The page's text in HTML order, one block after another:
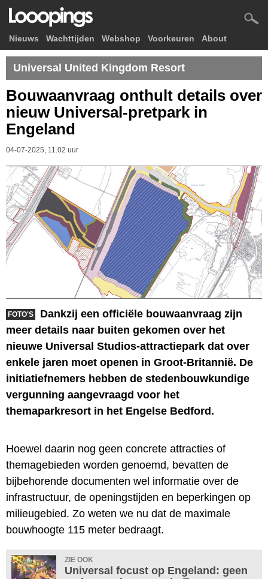
Nieuws Wachttijden Webshop Voorkeuren About
Universal United Kingdom Resort
Bouwaanvraag onthult details over
nieuw Universal-pretpark in
Engeland
04-07-2025, 11.02 uur
FOTO'S
Dankzij een officiële bouwaanvraag zijn
meer details naar buiten gekomen over het
nieuwe Universal Studios-attractiepark dat over
enkele jaren moet openen in Groot-Britannië. De
initiatiefnemers hebben de stedenbouwkundige
vergunning aangevraagd voor het
themaparkresort in het Engelse Bedford.
Hoewel daarin nog geen concrete attracties of
themagebieden worden genoemd, bevatten de
bijbehorende documenten wel informatie over de
infrastructuur, de openingstijden en beperkingen op
milieugebied. Zo weten we nu dat de maximale
bouwhoogte 115 meter bedraagt.
ZIE OOK
Universal focust op Engeland: geen